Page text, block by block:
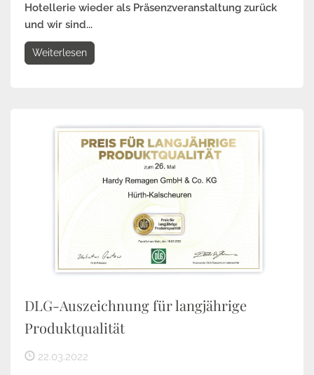
Hotellerie wieder als Präsenzveranstaltung zurück
und wir sind...
Weiterlesen
DLG-Auszeichnung für langjährige
Produktqualität
22.03.2022